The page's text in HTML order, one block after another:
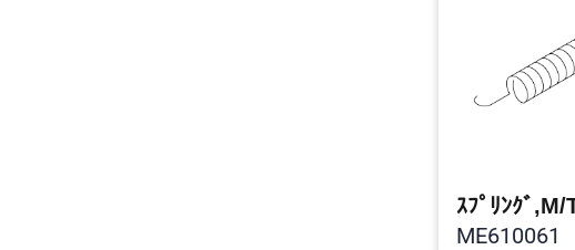
ｽﾌﾟﾘﾝｸﾞ,M/
ME610061